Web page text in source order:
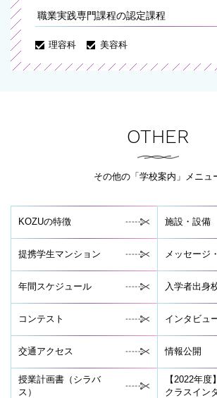
職業実践専門課程の認定課程
理容科 美容科
OTHER
その他の「学校案内」メニュ
KOZUの特徴 施設・設備
提携学生マンション メッセージ
年間スケジュール 入学者出身
コンテスト インタビュ
交通アクセス 情報公開
授業計画書（シラバ
ス）
【2022年
クラスイン